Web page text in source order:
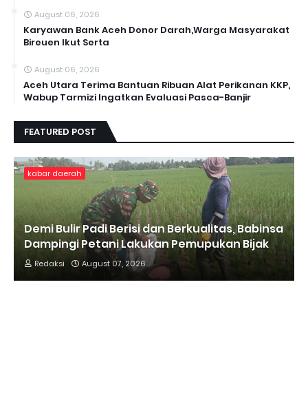
August 06, 2026
Karyawan Bank Aceh Donor Darah,Warga Masyarakat
Bireuen Ikut Serta
August 06, 2026
Aceh Utara Terima Bantuan Ribuan Alat Perikanan KKP,
Wabup Tarmizi Ingatkan Evaluasi Pasca-Banjir
FEATURED POST
kabar daerah
Demi Bulir Padi Berisi dan Berkualitas, Babinsa
Dampingi Petani Lakukan Pemupukan Bijak
Redaksi August 07, 2026